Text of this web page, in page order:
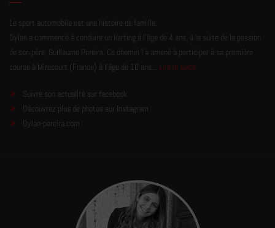
Le sport automobile est une histoire de famille.
Dylan a commencé à conduire un karting à l’âge de 4 ans, à la suite de la passion
de son père, Guillaume Pereira. Ce chemin l'a amené à participer à sa première
course à Mirecourt (France) à l'âge de 10 ans... Lire la suite
Suivre son actualité sur facebook
Découvrez plus de photos sur Instagram
Dylan-pereira.com